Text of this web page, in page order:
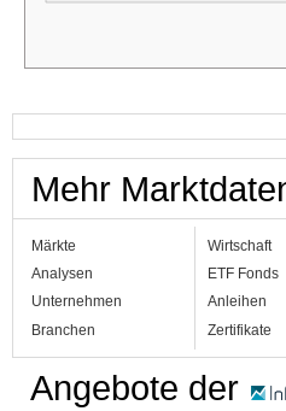
Mehr
Märkte
Analysen
Unternehmen
Branchen
Wirtschaft
ETF Fonds
Anleihen
Zertifikate
Angebote der